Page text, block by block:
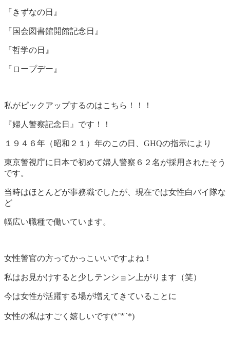
『きずなの日』
『国会図書館開館記念日』
『哲学の日』
『ロープデー』
私がピックアップするのはこちら！！！
『婦人警察記念日』です！！
１９４６年（昭和２１）年のこの日、GHQの指示により
東京警視庁に日本で初めて婦人警察６２名が採用されたそう
です。
当時はほとんどが事務職でしたが、現在では女性白バイ隊な
ど
幅広い職種で働いています。
女性警官の方ってかっこいいですよね！
私はお見かけすると少しテンション上がります（笑）
今は女性が活躍する場が増えてきていることに
女性の私はすごく嬉しいです(*´꒳`*)